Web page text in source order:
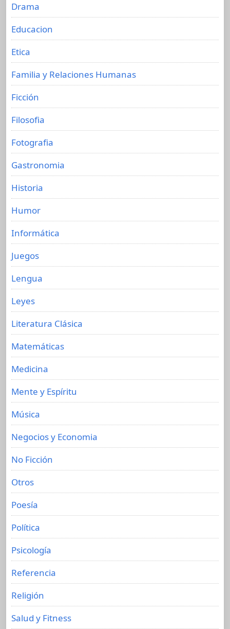
Drama
Educacion
Etica
Familia y Relaciones Humanas
Ficción
Filosofia
Fotografia
Gastronomia
Historia
Humor
Informática
Juegos
Lengua
Leyes
Literatura Clásica
Matemáticas
Medicina
Mente y Espíritu
Música
Negocios y Economia
No Ficción
Otros
Poesía
Política
Psicología
Referencia
Religión
Salud y Fitness